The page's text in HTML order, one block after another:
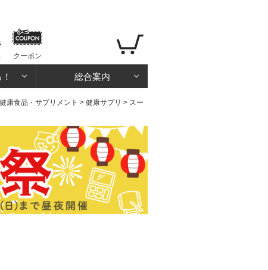
クーポン
総合案内
健康食品・サプリメント > 健康サプリ > スー